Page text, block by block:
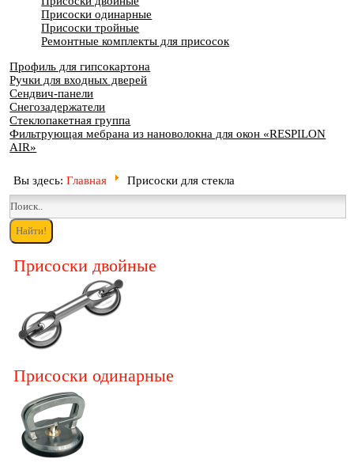
Присоски одинарные
Присоски тройные
Ремонтные комплекты для присосок
Профиль для гипсокартона
Ручки для входных дверей
Сендвич-панели
Снегозадержатели
Стеклопакетная группа
Фильтрующая мебрана из нановолокна для окон «RESPILON
AIR»
Вы здесь:Главная Присоски для стекла
Присоски двойные
Присоски одинарные